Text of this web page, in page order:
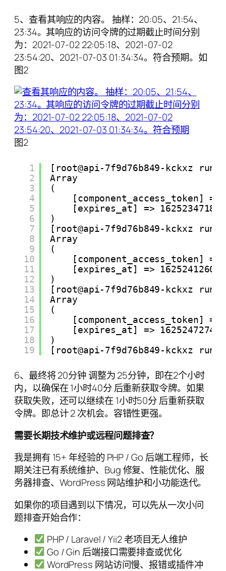
5、查看其响应的内容。 抽样：20:05、21:54、
23:34。其响应的访问令牌的过期截止时间分别
为：2021-07-02 22:05:18、2021-07-02
23:54:20、2021-07-03 01:34:34。符合预期。如
图2
图2
1
2
3
4
5
6
7
8
9
10
11
12
13
14
15
16
17
18
19
[root@api-7f9d76b849-kckxz
Array
(
[component_access_token] =>
[expires_at] => 1625234718
)
[root@api-7f9d76b849-kckxz
Array
(
[component_access_token] =>
[expires_at] => 1625241260
)
[root@api-7f9d76b849-kckxz
Array
(
[component_access_token] =>
[expires_at] => 1625247274
)
[root@api-7f9d76b849-kckxz
6、最终将 20分钟 调整为 25分钟，即在2个小时
内，以确保在 1小时40分 后重新获取令牌。如果
获取失败，还可以继续在 1小时50分 后重新获取
令牌。即总计 2 次机会。容错性更强。
需要长期技术维护或远程问题排查？
我是拥有 15+ 年经验的 PHP / Go 后端工程师，长
期关注已有系统维护、Bug 修复、性能优化、服
务器排查、WordPress 网站维护和小功能迭代。
如果你的项目遇到以下情况，可以先从一次小问
题排查开始合作：
PHP / Laravel / Yii2 老项目无人维护
Go / Gin 后端接口需要排查或优化
WordPress 网站访问慢、报错或插件冲